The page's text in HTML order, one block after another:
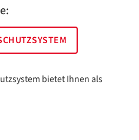
bietet Ihnen als